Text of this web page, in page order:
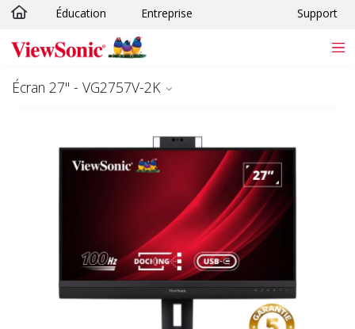
Passer au contenu principal
Éducation Entreprise Support
Écran 27" - VG2757V-2K